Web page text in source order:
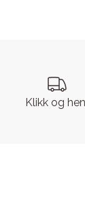
Klikk og